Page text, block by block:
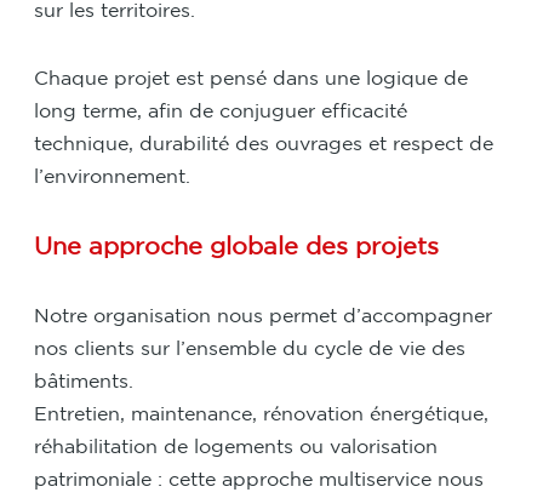
sur les territoires.
Chaque projet est pensé dans une logique de
long terme, afin de conjuguer efficacité
technique, durabilité des ouvrages et respect de
l’environnement.
Une approche globale des projets
Notre organisation nous permet d’accompagner
nos clients sur l’ensemble du cycle de vie des
bâtiments.
Entretien, maintenance, rénovation énergétique,
réhabilitation de logements ou valorisation
patrimoniale : cette approche multiservice nous